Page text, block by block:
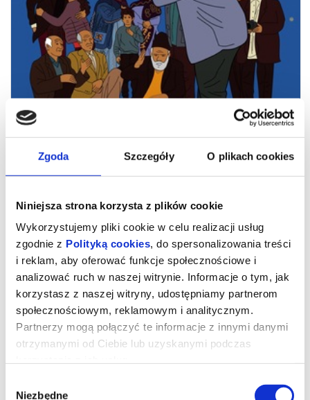
Zgoda Szczegóły O plikach cookies
Niniejsza strona korzysta z plików cookie
Wykorzystujemy pliki cookie w celu realizacji usług
zgodnie z Polityką cookies, do spersonalizowania treści
i reklam, aby oferować funkcje społecznościowe i
analizować ruch w naszej witrynie. Informacje o tym, jak
korzystasz z naszej witryny, udostępniamy partnerom
społecznościowym, reklamowym i analitycznym.
Partnerzy mogą połączyć te informacje z innymi danymi
otrzymanymi od Ciebie lub uzyskanymi podczas
Niezbędne
Niedźwiedzie nie istnieją
POKAZ PRZEDPREMIEROWY!
Zdobywca Nagrody Specjalnej Jury na festiwalu w Wenecji, film
Jafar Panahi, brawurowo i ze swadą poruszając się po dobrze
reżyserze (w tej roli sam Panahi), który zaszywa się na prowincji,
by stąd nadzorować projekt do którego zdjęcia powstają w